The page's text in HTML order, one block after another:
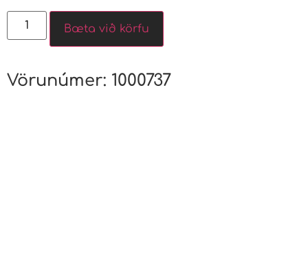
Bæta við körfu
Vörunúmer: 1000737